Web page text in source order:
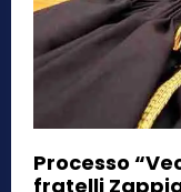
Processo
fratelli